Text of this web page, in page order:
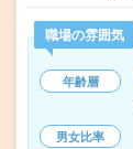
職場の雰囲気
年齢層
男女比率